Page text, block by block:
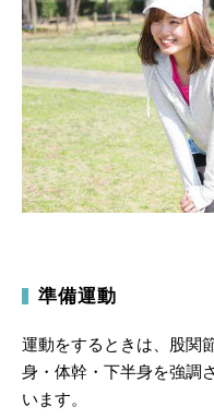
準備運動
運動をするときは、股関
身・体幹・下半身を強調
います。